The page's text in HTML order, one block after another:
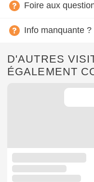
Foire aux
Info manquante ?
D'AUTRES
ÉGALEMENT